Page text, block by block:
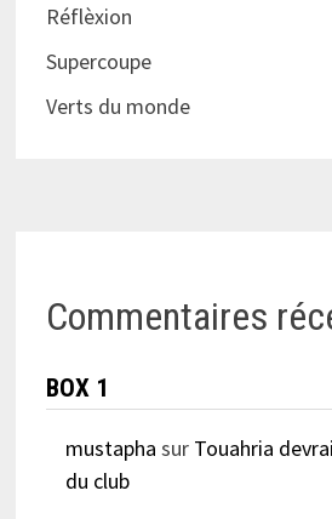
Réflèxion
Supercoupe
Verts du monde
Commentaires
BOX 1
mustapha sur Touahria
du club